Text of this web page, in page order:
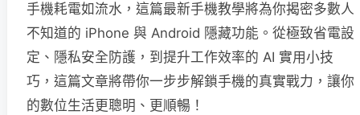
手機耗電如流水，這篇最新手機教學將為你揭密多數人
不知道的 iPhone 與 Android 隱藏功能。從極致省電設
定、隱私安全防護，到提升工作效率的 AI 實用小技
巧，這篇文章將帶你一步步解鎖手機的真實戰力，讓你
的數位生活更聰明、更順暢！